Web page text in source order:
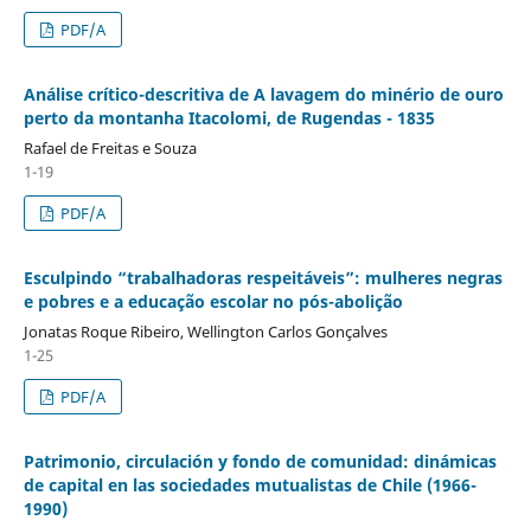
PDF/A
Análise crítico-descritiva de A lavagem do minério de ouro
perto da montanha Itacolomi, de Rugendas - 1835
Rafael de Freitas e Souza
1-19
PDF/A
Esculpindo “trabalhadoras respeitáveis”: mulheres negras
e pobres e a educação escolar no pós-abolição
Jonatas Roque Ribeiro, Wellington Carlos Gonçalves
1-25
PDF/A
Patrimonio, circulación y fondo de comunidad: dinámicas
de capital en las sociedades mutualistas de Chile (1966-
1990)